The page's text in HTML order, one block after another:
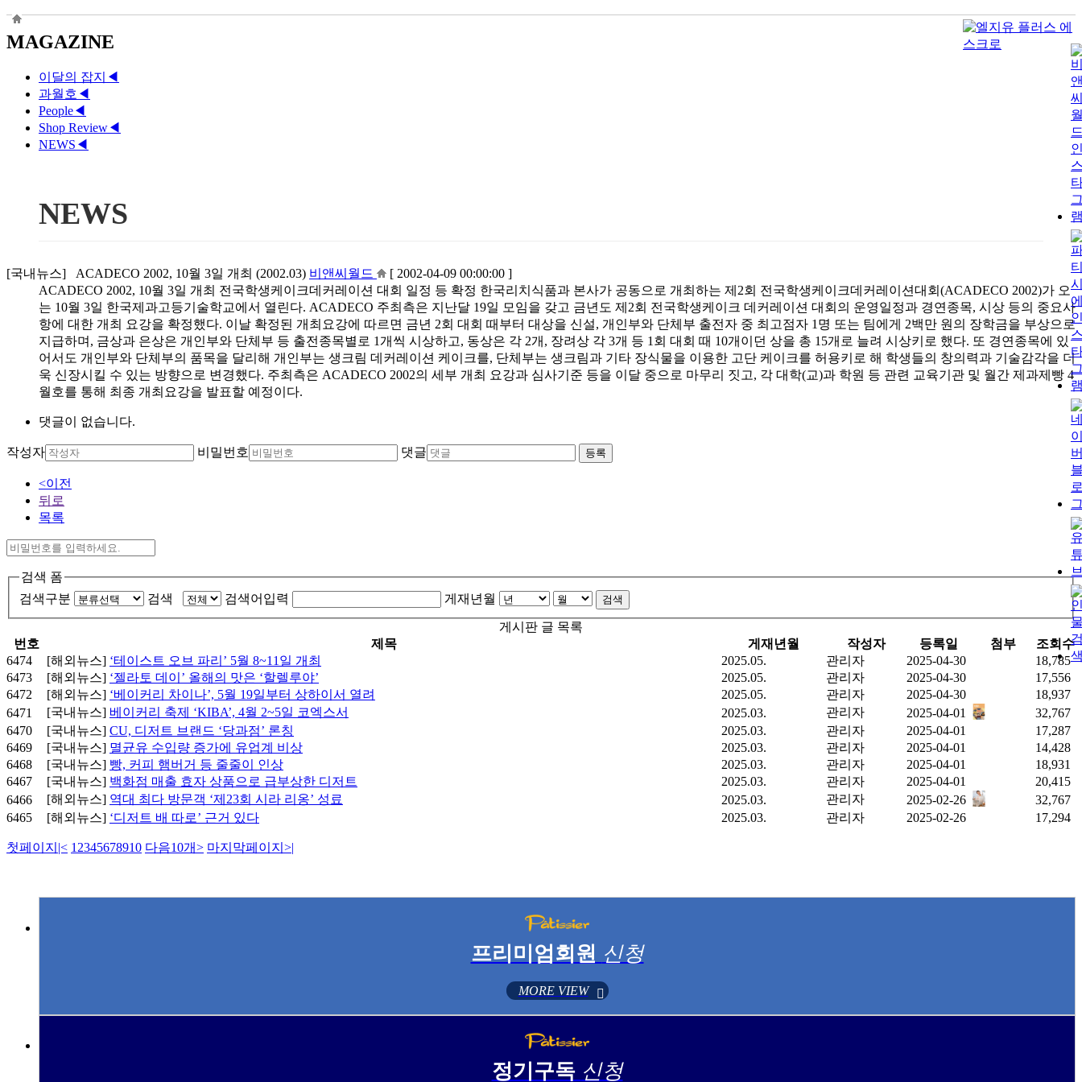
MAGAZINE
이달의 잡지 ◀
과월호 ◀
People◀
Shop Review◀
NEWS ◀
NEWS
[국내뉴스] ACADECO 2002, 10월 3일 개최 (2002.03) 비앤씨월드
[ 2002-04-09 00:00:00 ]
ACADECO 2002, 10월 3일 개최 전국학생케이크데커레이션 대회 일정 등 확정 한국리치식품과 본사가 공동으로 개최하는 제2회 전국학생케이크데커레이션대회(ACADECO 2002)가 오
는 10월 3일 한국제과고등기술학교에서 열린다. ACADECO 주최측은 지난달 19일 모임을 갖고 금년도 제2회 전국학생케이크 데커레이션 대회의 운영일정과 경연종목, 시상 등의 중요사
항에 대한 개최 요강을 확정했다. 이날 확정된 개최요강에 따르면 금년 2회 대회 때부터 대상을 신설, 개인부와 단체부 출전자 중 최고점자 1명 또는 팀에게 2백만 원의 장학금을 부상으로
지급하며, 금상과 은상은 개인부와 단체부 등 출전종목별로 1개씩 시상하고, 동상은 각 2개, 장려상 각 3개 등 1회 대회 때 10개이던 상을 총 15개로 늘려 시상키로 했다. 또 경연종목에 있
어서도 개인부와 단체부의 품목을 달리해 개인부는 생크림 데커레이션 케이크를, 단체부는 생크림과 기타 장식물을 이용한 고단 케이크를 허용키로 해 학생들의 창의력과 기술감각을 더
욱 신장시킬 수 있는 방향으로 변경했다. 주최측은 ACADECO 2002의 세부 개최 요강과 심사기준 등을 이달 중으로 마무리 짓고, 각 대학(교)과 학원 등 관련 교육기관 및 월간 제과제빵 4
월호를 통해 최종 개최요강을 발표할 예정이다.
댓글이 없습니다.
작성자 비밀번호 댓글 등록
<이전
뒤로
목록
검색 폼
검색구분
검색 검색어입력 게재년월 검색
게시판 글 목록
번호
제목 게재년월 작성자 등록일 첨부
조회수
6474
[해외뉴스] ‘테이스트 오브 파리’ 5월 8~11일 개최 2025.05. 관리자 2025-04-30
18,785
6473
[해외뉴스] ‘젤라토 데이’ 올해의 맛은 ‘할렐루야’ 2025.05. 관리자 2025-04-30
17,556
6472
[해외뉴스] ‘베이커리 차이나’, 5월 19일부터 상하이서 열려 2025.05. 관리자 2025-04-30
18,937
6471
[국내뉴스] 베이커리 축제 ‘KIBA’, 4월 2~5일 코엑스서 2025.03. 관리자 2025-04-01
32,767
6470
[국내뉴스] CU, 디저트 브랜드 ‘당과점’ 론칭 2025.03. 관리자 2025-04-01
17,287
6469
[국내뉴스] 멸균유 수입량 증가에 유업계 비상 2025.03. 관리자 2025-04-01
14,428
6468
[국내뉴스] 빵, 커피 햄버거 등 줄줄이 인상 2025.03. 관리자 2025-04-01
18,931
6467
[국내뉴스] 백화점 매출 효자 상품으로 급부상한 디저트 2025.03. 관리자 2025-04-01
20,415
6466
[해외뉴스] 역대 최다 방문객 ‘제23회 시라 리옹’ 성료 2025.03. 관리자 2025-02-26
32,767
6465
[해외뉴스] ‘디저트 배 따로’ 근거 있다 2025.03. 관리자 2025-02-26 17,294
첫페이지 |< 1 2345678910 다음10개> 마지막페이지 >|
프리미엄회원 신청
MORE VIEW
정기구독 신청